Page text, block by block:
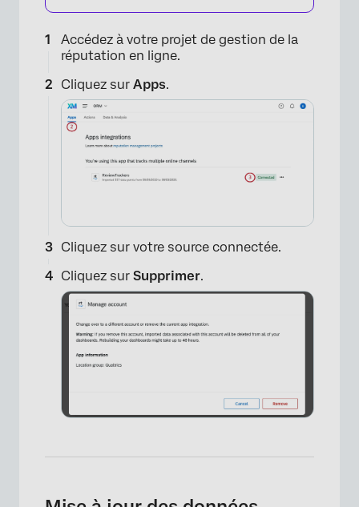
×
Accédez à votre projet de gestion de la
réputation en ligne.
Cliquez sur Apps.
Cliquez sur votre source connectée.
Cliquez sur Supprimer.